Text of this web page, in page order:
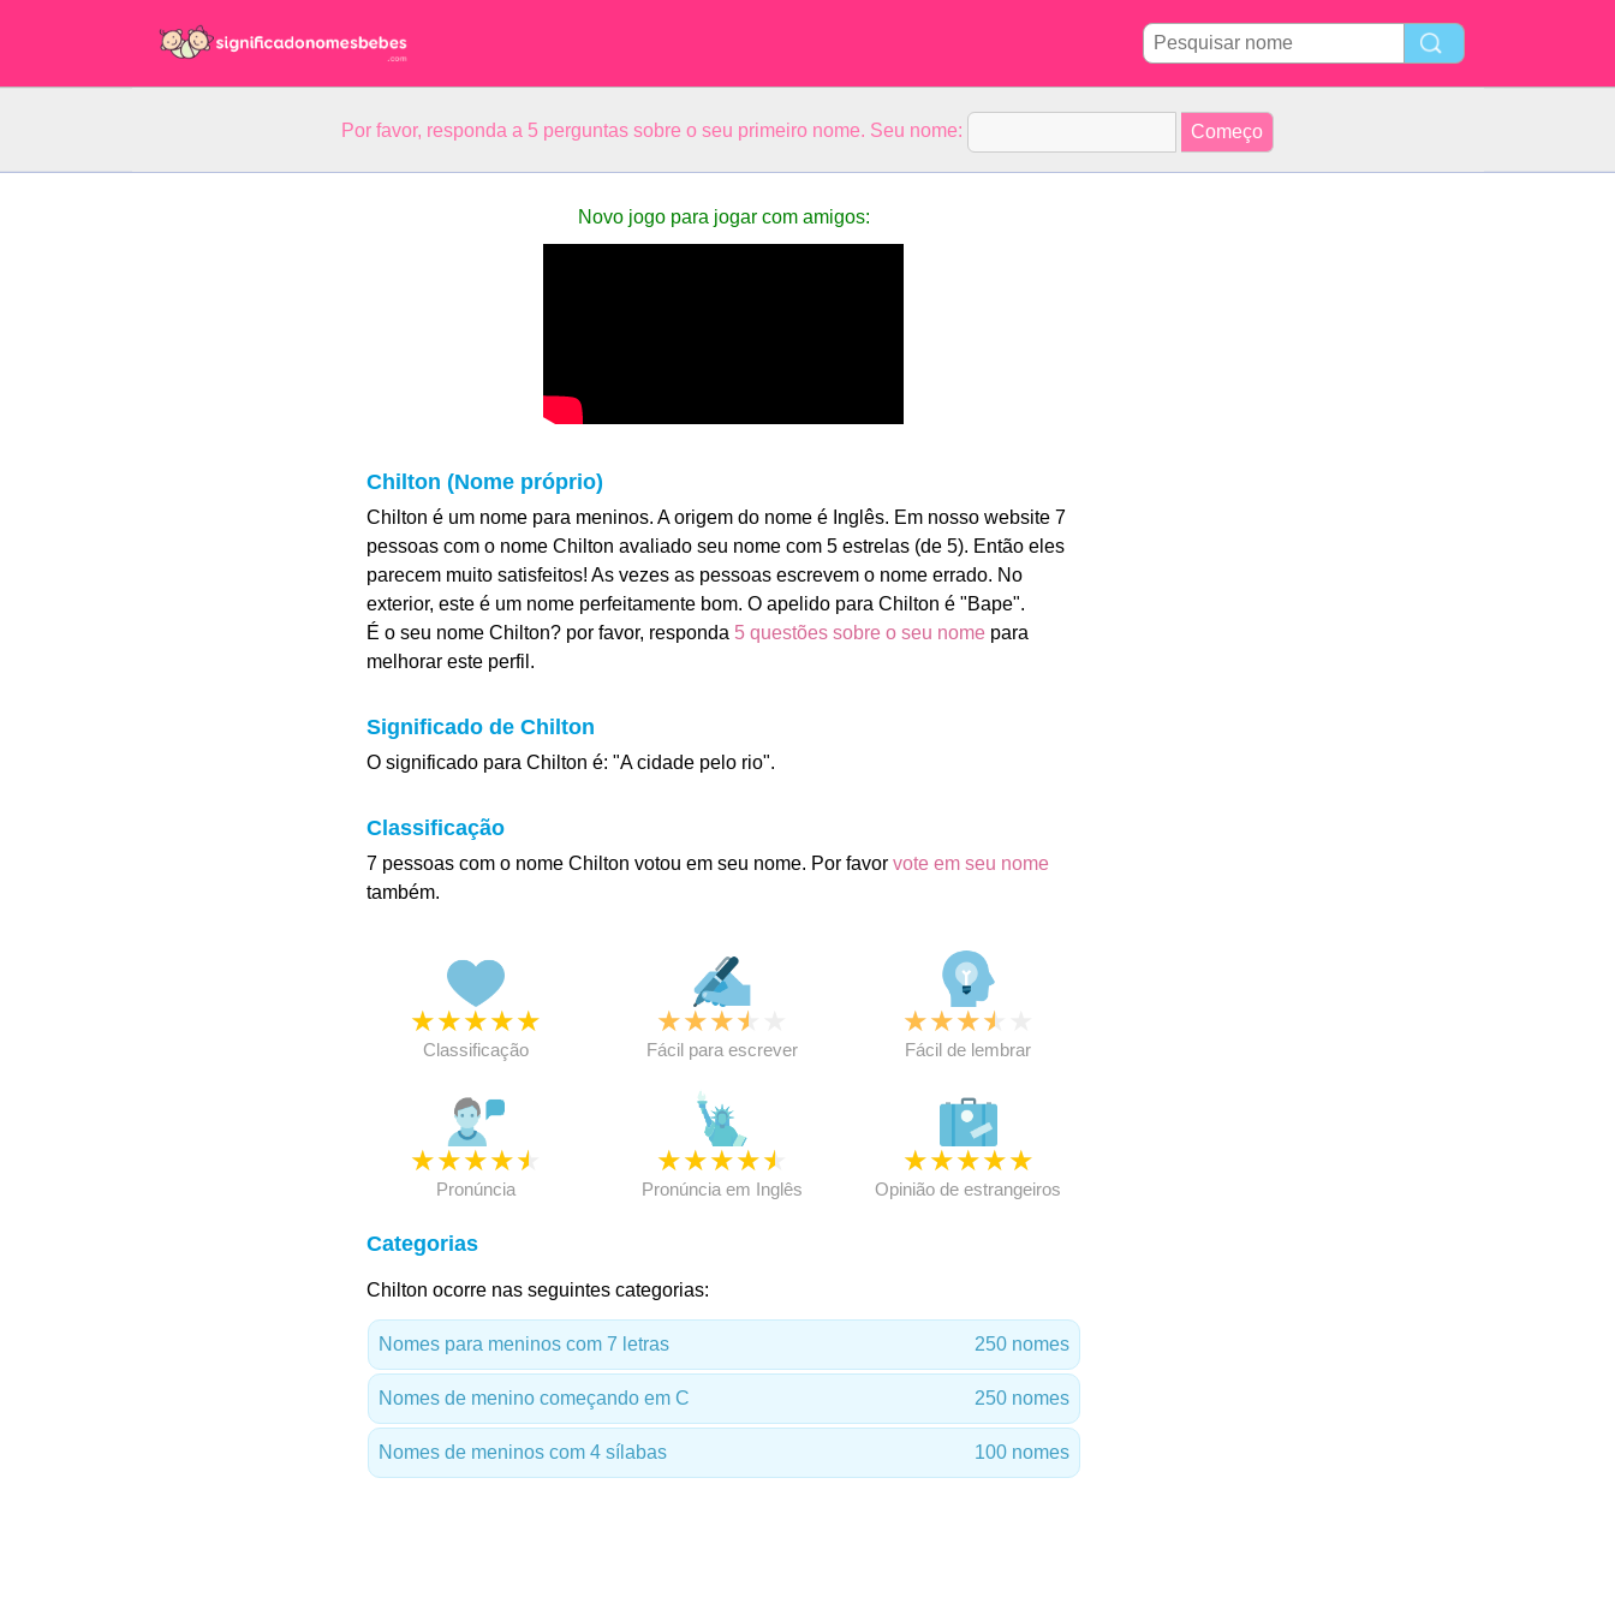
Por favor, responda a 5 perguntas sobre o seu primeiro nome. Seu nome:
Novo jogo para jogar com amigos:
Chilton (Nome próprio)
Chilton é um nome para meninos. A origem do nome é Inglês. Em nosso website 7
pessoas com o nome Chilton avaliado seu nome com 5 estrelas (de 5). Então eles
parecem muito satisfeitos! As vezes as pessoas escrevem o nome errado. No
exterior, este é um nome perfeitamente bom. O apelido para Chilton é "Bape".
É o seu nome Chilton? por favor, responda 5 questões sobre o seu nomepara
melhorar este perfil.
Significado de Chilton
O significado para Chilton é: "A cidade pelo rio".
Classificação
7 pessoas com o nome Chilton votou em seu nome. Por favor vote em seu nome
também.
★★★★★
Classificação
★★★★
Fácil para escrever
★★★★
Fácil de lembrar
★★★★★
Pronúncia
★★★★★
Pronúncia em Inglês
★★★★★
Opinião de estrangeiros
Categorias
Chilton ocorre nas seguintes categorias:
Nomes para meninos com 7 letras 250 nomes
Nomes de menino começando em C 250 nomes
Nomes de meninos com 4 sílabas 100 nomes